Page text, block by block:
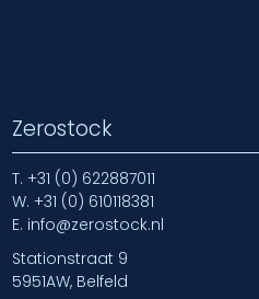
Zerostock
T. +31 (0) 622887011
W. +31 (0) 610118381
E. info@zerostock.nl
Stationstraat 9
5951AW, Belfeld